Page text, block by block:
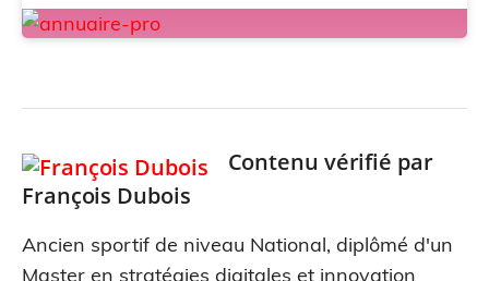
Contenu vérifié par
François Dubois
Ancien sportif de niveau National, diplômé d'un
Master en stratégies digitales et innovation